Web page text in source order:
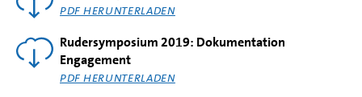
PDF HERUNTERLADEN
Rudersymposium 2019: Dokumentation
Engagement
PDF HERUNTERLADEN